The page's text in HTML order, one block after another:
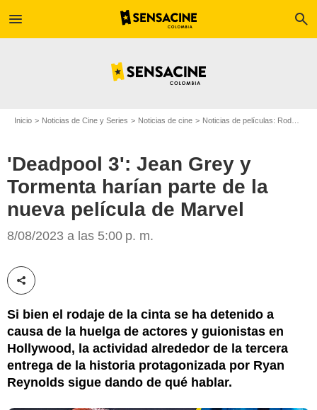
menu search
Inicio Noticias de Cine y Series Noticias de cine Noticias de películas: Rodajes
'Deadpool 3': Jean Grey y
Tormenta harían parte de la
nueva película de Marvel
8/08/2023 a las 5:00 p. m.
Compartir esta noticia
Si bien el rodaje de la cinta se ha detenido a
causa de la huelga de actores y guionistas en
Hollywood, la actividad alrededor de la tercera
entrega de la historia protagonizada por Ryan
Reynolds sigue dando de qué hablar.